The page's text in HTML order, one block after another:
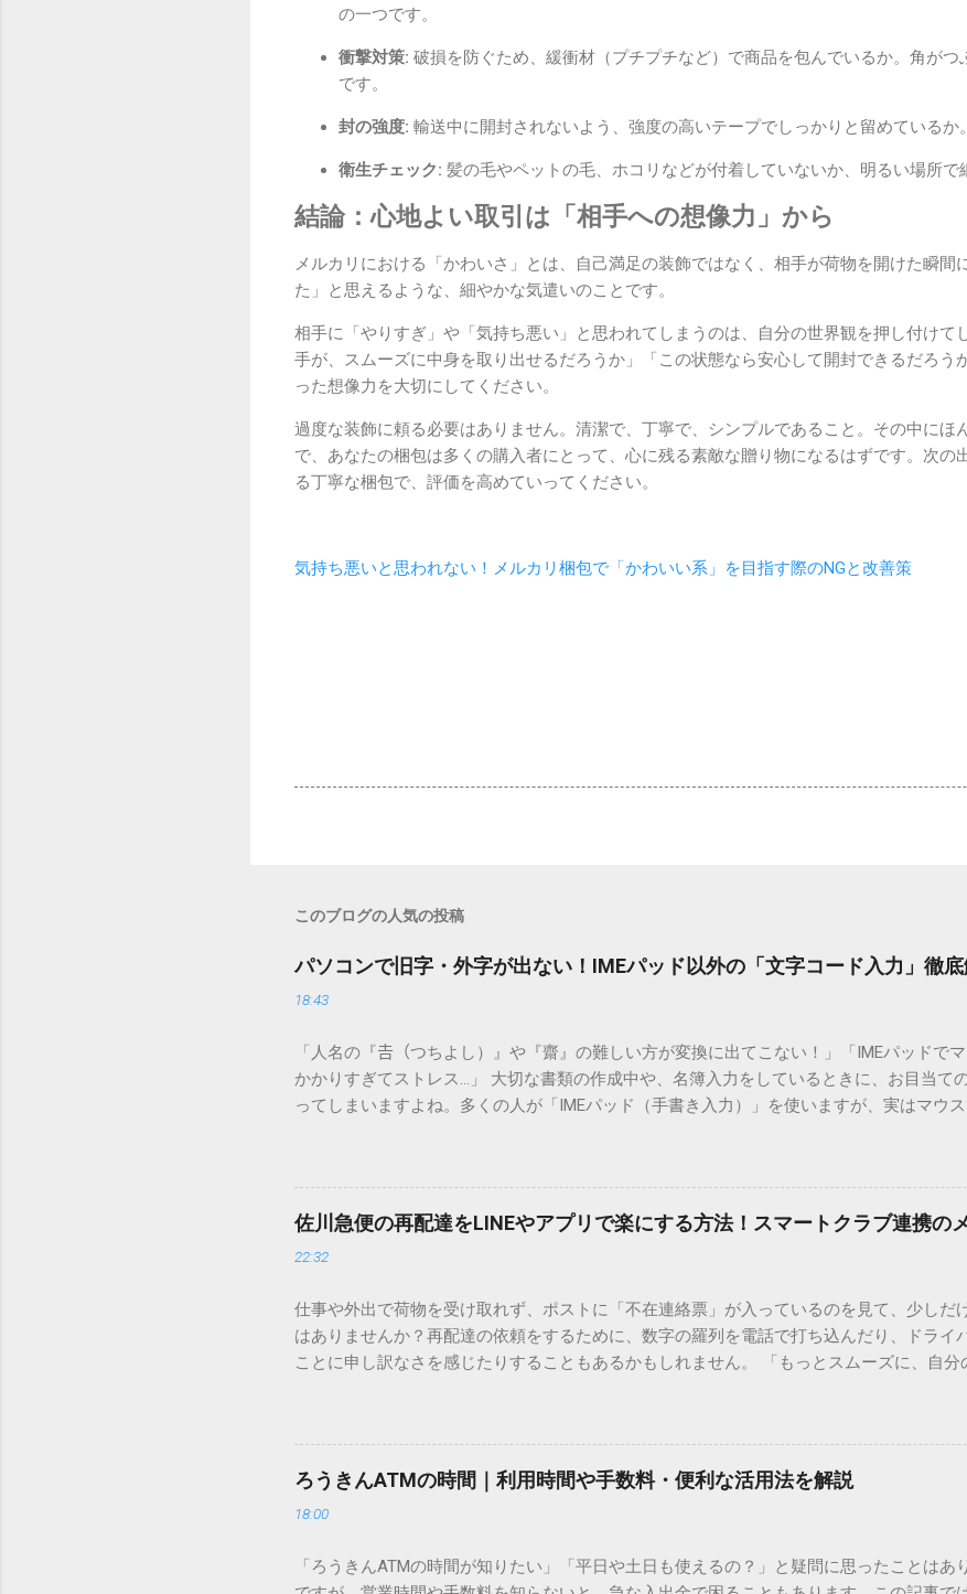
の一つです。
衝撃対策: 破損を防ぐため、緩衝材（プチプチなど）で商品を包んでいるか。角が
です。
封の強度: 輸送中に開封されないよう、強度の高いテープでしっかりと留めているか。
衛生チェック: 髪の毛やペットの毛、ホコリなどが付着していないか、明るい場所で
結論：心地よい取引は「相手への想像力」から
メルカリにおける「かわいさ」とは、自己満足の装飾ではなく、相手が荷物を開けた瞬間
た」と思えるような、細やかな気遣いのことです。
相手に「やりすぎ」や「気持ち悪い」と思われてしまうのは、自分の世界観を押し付けて
手が、スムーズに中身を取り出せるだろうか」「この状態なら安心して開封できるだろう
った想像力を大切にしてください。
過度な装飾に頼る必要はありません。清潔で、丁寧で、シンプルであること。その中にほ
で、あなたの梱包は多くの購入者にとって、心に残る素敵な贈り物になるはずです。次の
る丁寧な梱包で、評価を高めていってください。
気持ち悪いと思われない！メルカリ梱包で「かわいい系」を目指す際のNGと改善策
このブログの人気の投稿
パソコンで旧字・外字が出ない！IMEパッド以外の「文字コード入力」徹
18:43
「人名の『𠮷（つちよし）』や『齋』の難しい方が変換に出てこない！」「IMEパッドで
かかりすぎてストレス…」 大切な書類の作成中や、名簿入力をしているときに、お目当て
ってしまいますよね。多くの人が「IMEパッド（手書き入力）」を使いますが、実はマウ
ードを打ち込むだけで一瞬で旧字や外字、特殊記号を呼び出す「文字コード入力」のテク
この方法をマスターすれば、もう難しい漢字の入力で手を止める必要はありません。 1.
が出てこないのか？ そもそも、なぜ普通の変換で出てこない漢字があるのでしょうか。そ
認識する仕組みにあります。 日本のパソコンで一般的に使われる漢字は、JIS規格（日本
準」「第2水準」といった形で整理されています。しかし、人名や地名に使われる非常に古
「Unicode（ユニコード）」や「JISコード」といった 文字コード です。パソコン上のす
所」のような番号が割り振られています。変換候補に出ない文字でも、この住所（コード
び出すことができるのです。 2. Windows標準機能！文字コードで漢字を出す「16進数入
できます。 具体的な手順（Unicode入力） 入力したい文字の「Unicode（例：20BB7）」
角」にする（※重要）。 **「20BB7」**と入力する。 直後にキーボードの**[Alt]キーを押
力した数字が、一瞬で対応する漢字（例：𠮷）に変換されます。 注記： この方法は、特
佐川急便の再配達をLINEやアプリで楽にする方法！スマートクラブ連携の
22:32
仕事や外出で荷物を受け取れず、ポストに「不在連絡票」が入っているのを見て、少しだ
はありませんか？再配達の依頼をするために、数字の羅列を電話で打ち込んだり、ドライ
ことに申し訳なさを感じたりすることもあるかもしれません。 「もっとスムーズに、自分
ビス「スマートクラブ」と、LINEや公式アプリの連携です。これらを活用するだけで、
なります。この記事では、忙しい毎日をサポートする便利な受け取り術と、連携による具
す。 佐川急便の再配達が劇的に変わる「スマートクラブ」とは？ まず押さえておきたいの
会員サービス「スマートクラブ」です。これは、荷物の配送状況をリアルタイムで管理す
す。 以前はウェブサイトを開いてログインする手間がありましたが、現在はLINEやアプリ
じめ配達時間を変更するといった先回りの対応が可能になります。 LINE連携で「不在連
ろうきんATMの時間｜利用時間や手数料・便利な活用法を解説
18:00
「ろうきんATMの時間が知りたい」「平日や土日も使えるの？」と疑問に思ったことはあ